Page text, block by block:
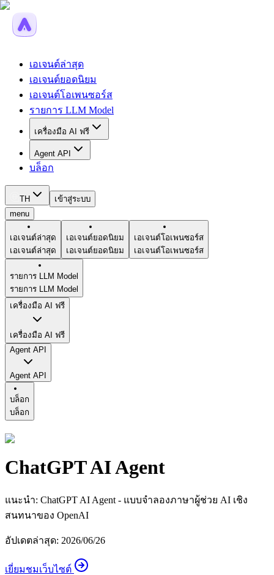
เอเจนต์ล่าสุด
เอเจนต์ยอดนิยม
เอเจนต์โอเพนซอร์ส
รายการ LLM Model
เครื่องมือ AI ฟรี
Agent API
บล็อก
TH
เข้าสู่ระบบ
menu
เอเจนต์ล่าสุด
เอเจนต์ล่าสุด
เอเจนต์ยอดนิยม
เอเจนต์ยอดนิยม
เอเจนต์โอเพนซอร์ส
เอเจนต์โอเพนซอร์ส
รายการ LLM Model
รายการ LLM Model
เครื่องมือ AI ฟรี
เครื่องมือ AI ฟรี
Agent API
Agent API
บล็อก
บล็อก
ChatGPT AI Agent
แนะนำ: ChatGPT AI Agent - แบบจำลองภาษาผู้ช่วย AI เชิง
สนทนาของ OpenAI
อัปเดตล่าสุด: 2026/06/26
เยี่ยมชมเว็บไซต์